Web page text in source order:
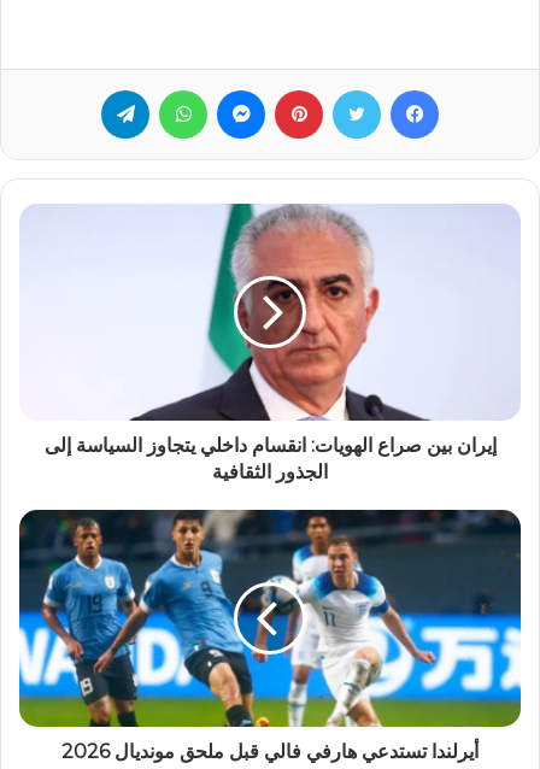
فيسبوك تويتر بينتيريست ماسنجر واتساب
إيران بين صراع الهويات: انقسام داخلي يتجاوز السياسة إلى
الجذور الثقافية
أيرلندا تستدعي هارفي فالي قبل ملحق مونديال 2026